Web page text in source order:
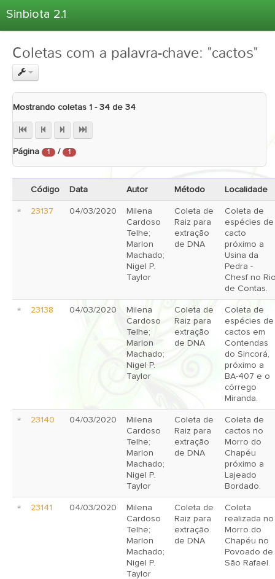
Sinbiota 2.1
Informações Ambientais
Árvore Taxonômica
Atlas 2.1
Sobre o Sinbiota
Login
Coletas com a palavra-chave: "cactos"
Mostrando coletas 1 - 34 de 34
Página 1 / 1
Código Data Autor Método Localidade
23137 04/03/2020
Milena
Cardoso
Telhe;
Marlon
Machado;
Nigel P.
Taylor
Coleta de
Raiz para
extração
de DNA
Coleta de
espécies de
cacto
próximo a
Usina da
Pedra -
Chesf no
de Contas.
23138 04/03/2020
Milena
Cardoso
Telhe;
Marlon
Machado;
Nigel P.
Taylor
Coleta de
Raiz para
extração
de DNA
Coleta de
espécies de
cactos em
Contendas
do Sincorá,
próximo a
BA-407 e o
córrego
Miranda.
23140 04/03/2020
Milena
Cardoso
Telhe;
Marlon
Machado;
Nigel P.
Taylor
Coleta de
Raiz para
extração
de DNA
Coleta de
cactos no
Morro do
Chapéu
próximo a
Lajeado
Bordado.
23141 04/03/2020
Milena
Cardoso
Telhe;
Marlon
Machado;
Nigel P.
Taylor
Coleta de
Raiz para
extração
de DNA
Coleta
realizada no
Morro do
Chapéu no
Povoado de
São Rafael.